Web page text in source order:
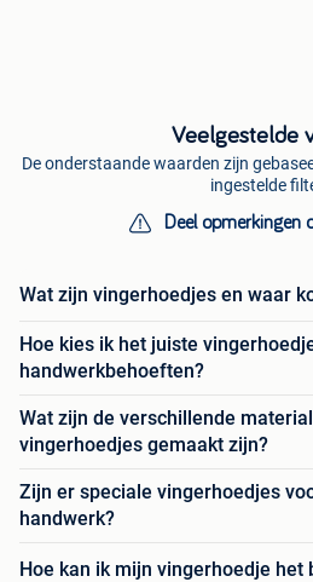
Veelgestelde
De onderstaande waarden zijn
ingestelde
Deel opmerkingen
Wat zijn vingerhoedjes en waar
Hoe kies ik het juiste
handwerkbehoeften?
Wat zijn de verschillende
vingerhoedjes gemaakt zijn?
Zijn er speciale vingerhoedjes
handwerk?
Hoe kan ik mijn vingerhoedje het